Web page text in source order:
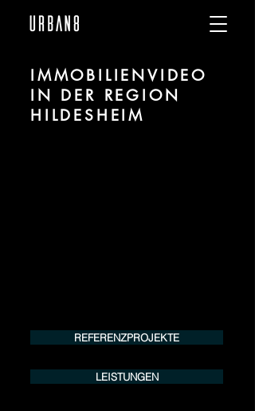
IMMOBILIENVIDEO
IN DER REGION
HILDESHEIM
REFERENZPROJEKTE
LEISTUNGEN